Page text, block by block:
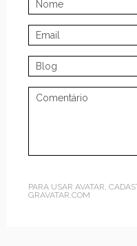
PARA USAR AVATAR,
GRAVATAR.COM